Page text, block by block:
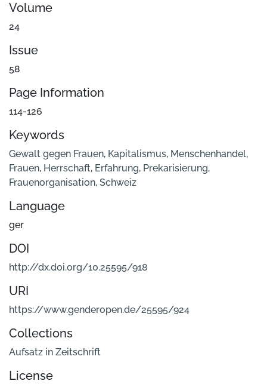
Volume
24
Issue
58
Page Information
114-126
Keywords
Gewalt gegen Frauen, Kapitalismus, Menschenhandel,
Frauen, Herrschaft, Erfahrung, Prekarisierung,
Frauenorganisation, Schweiz
Language
ger
DOI
http://dx.doi.org/10.25595/918
URI
https://www.genderopen.de/25595/924
Collections
Aufsatz in Zeitschrift
License